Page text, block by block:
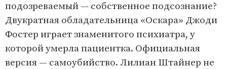
подозреваемый — собственное подсознание?
Двукратная обладательница «Оскара» Джоди
Фостер играет знаменитого психиатра, у
которой умерла пациентка. Официальная
версия — самоубийство. Лилиан Штайнер не